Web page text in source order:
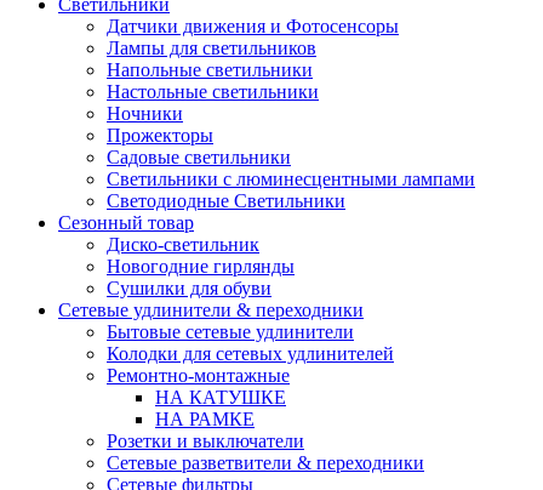
Светильники
Датчики движения и Фотосенсоры
Лампы для светильников
Напольные светильники
Настольные светильники
Ночники
Прожекторы
Садовые светильники
Светильники с люминесцентными лампами
Светодиодные Светильники
Сезонный товар
Диско-светильник
Новогодние гирлянды
Сушилки для обуви
Сетевые удлинители & переходники
Бытовые сетевые удлинители
Колодки для сетевых удлинителей
Ремонтно-монтажные
НА КАТУШКЕ
НА РАМКЕ
Розетки и выключатели
Сетевые разветвители & переходники
Сетевые фильтры